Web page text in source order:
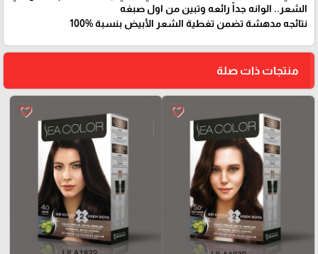
الشعر.. الوانه جداً رائعه وتبين من اول صبغه
نتائجه مدهشة تضمن تغطية الشعر الأبيض بنسبة %100
منتجات ذات صلة
favorite_border
favorite_border